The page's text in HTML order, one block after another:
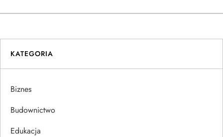
w
i
g
a
c
KATEGORIA
Biznes
Budownictwo
Edukacja